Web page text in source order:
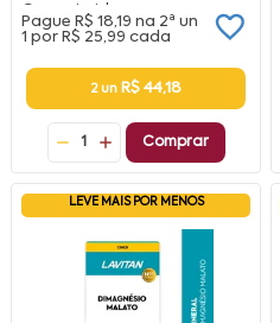
Comprimidos
Pague R$ 18,19 na 2ª un
1 por R$ 25,99 cada
2 un R$ 44,18
1 Comprar
LEVE MAIS POR MENOS